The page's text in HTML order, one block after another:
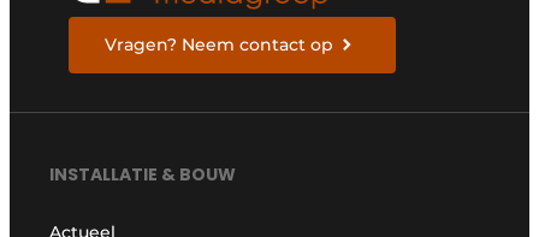
Vragen? Neem contact op
INSTALLATIE & BOUW
Actueel